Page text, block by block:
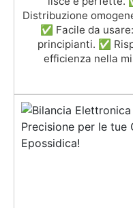
Distribuzione
✅ Facile da
principianti. ✅
efficienza nella
riutilizzabile: